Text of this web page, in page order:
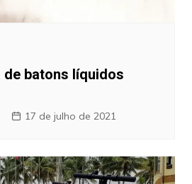
batons líquidos
17 de julho de 2021